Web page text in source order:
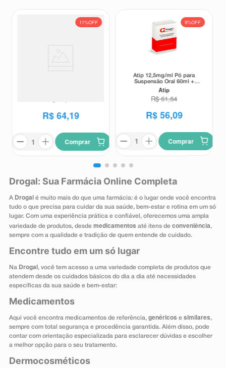
11%OFF
R$ 64,19
Comprar
9%OFF
Atip 12,5mg/ml Pó para
Suspensão Oral 60ml +
Seringa Dosadora
Atip
R$ 61,64
R$ 56,09
Comprar
Drogal: Sua Farmácia Online Completa
A Drogal é muito mais do que uma farmácia: é o lugar onde você encontra
tudo o que precisa para cuidar da sua saúde, bem-estar e rotina em um só
lugar. Com uma experiência prática e confiável, oferecemos uma ampla
variedade de produtos, desde medicamentos até itens de conveniência,
sempre com a qualidade e tradição de quem entende de cuidado.
Encontre tudo em um só lugar
Na Drogal, você tem acesso a uma variedade completa de produtos que
atendem desde os cuidados básicos do dia a dia até necessidades
específicas da sua saúde e bem-estar:
Medicamentos
Aqui você encontra medicamentos de referência, genéricos e similares,
sempre com total segurança e procedência garantida. Além disso, pode
contar com orientação especializada para esclarecer dúvidas e escolher
a melhor opção para o seu tratamento.
Dermocosméticos